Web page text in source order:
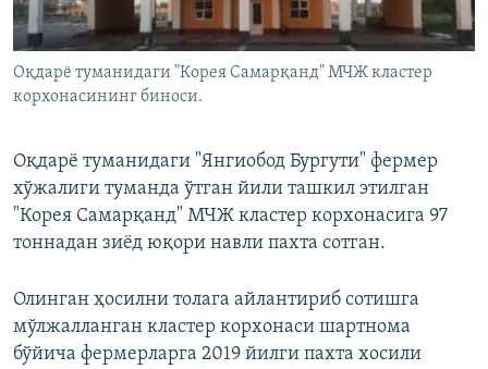
Оқдарё туманидаги "Корея Самарқанд" МЧЖ кластер
корхонасининг биноси.
Оқдарё туманидаги "Янгиобод Бургути" фермер
хўжалиги туманда ўтган йили ташкил этилган
"Корея Самарқанд" МЧЖ кластер корхонасига 97
тоннадан зиёд юқори навли пахта сотган.
Олинган ҳосилни толага айлантириб сотишга
мўлжалланган кластер корхонаси шартнома
бўйича фермерларга 2019 йилги пахта хосили